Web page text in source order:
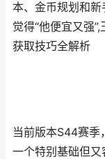
本、金币规划和
觉得“他便宜又强
获取技巧全解析
当前版本S44赛季
一个特别基础但